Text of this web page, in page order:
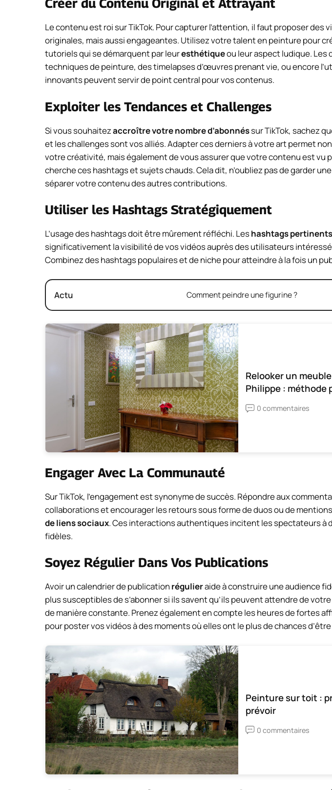
Créer du Contenu Original et Attrayant
Le contenu est roi sur TikTok. Pour capturer l’attention, il faut proposer des
originales, mais aussi engageantes. Utilisez votre talent en peinture pour
tutoriels qui se démarquent par leuresthétiqueou leur aspect ludique. Les
techniques de peinture, des timelapses d’œuvres prenant vie, ou encore
innovants peuvent servir de point central pour vos contenus.
Exploiter les Tendances et Challenges
Si vous souhaitezaccroître votre nombre d’abonnéssur TikTok, sachez
et les challenges sont vos alliés. Adapter ces derniers à votre art permet
votre créativité, mais également de vous assurer que votre contenu est vu
cherche ces hashtags et sujets chauds. Cela dit, n’oubliez pas de garder
séparer votre contenu des autres contributions.
Utiliser les Hashtags Stratégiquement
L’usage des hashtags doit être mûrement réfléchi. Leshashtags pertinents
significativement la visibilité de vos vidéos auprès des utilisateurs
Combinez des hashtags populaires et de niche pour atteindre à la fois un
Actu Comment peindre une figurine ?
Relooker un
Philippe : méthode
0 commentaires
Engager Avec La Communauté
Sur TikTok, l’engagement est synonyme de succès. Répondre aux
collaborations et encourager les retours sous forme de duos ou de
de liens sociaux. Ces interactions authentiques incitent les spectateurs à
fidèles.
Soyez Régulier Dans Vos Publications
Avoir un calendrier de publication régulieraide à construire une audience
plus susceptibles de s’abonner si ils savent qu’ils peuvent attendre de
de manière constante. Prenez également en compte les heures de fortes
pour poster vos vidéos à des moments où elles ont le plus de chances
Peinture sur toit :
prévoir
0 commentaires